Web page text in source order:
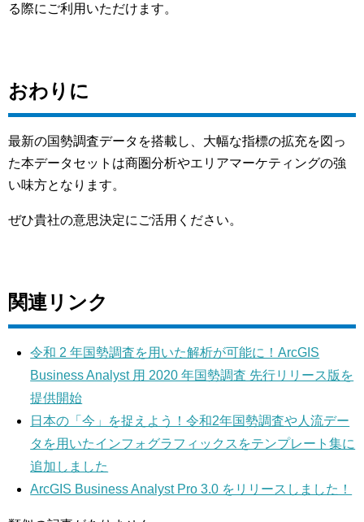
る際にご利用いただけます。
おわりに
最新の国勢調査データを搭載し、大幅な指標の拡充を図っ
た本データセットは商圏分析やエリアマーケティングの強
い味方となります。
ぜひ貴社の意思決定にご活用ください。
関連リンク
令和 2 年国勢調査を用いた解析が可能に！ArcGIS
Business Analyst 用 2020 年国勢調査 先行リリース版を
提供開始
日本の「今」を捉えよう！令和2年国勢調査や人流デー
タを用いたインフォグラフィックスをテンプレート集に
追加しました
ArcGIS Business Analyst Pro 3.0 をリリースしました！